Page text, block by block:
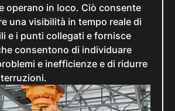
operano in loco. Ciò consente
una visibilità in tempo reale di
e i punti collegati e fornisce
consentono di individuare
e inefficienze e di ridurre